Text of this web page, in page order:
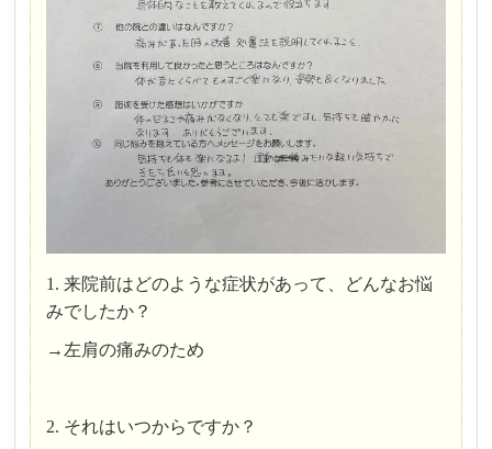
1. 来院前はどのような症状があって、どんなお悩
みでしたか？
→左肩の痛みのため
2. それはいつからですか？